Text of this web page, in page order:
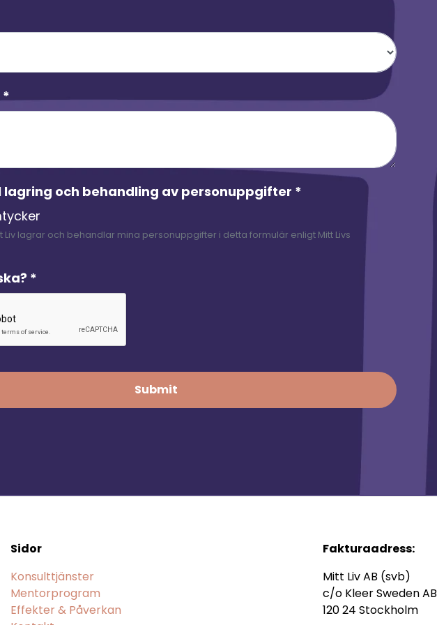
*
lagring och behandling av personuppgifter *
Liv lagrar och behandlar mina personuppgifter i detta formulär enligt Mitt Livs
*
Sidor
Konsulttjänster
Mentorprogram
Effekter & Påverkan
Fakturaadress:
Mitt Liv AB (svb)
c/o Kleer Sweden AB
120 24 Stockholm